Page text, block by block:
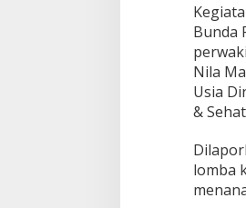
Bunda
Nila
Usia
&
lomba